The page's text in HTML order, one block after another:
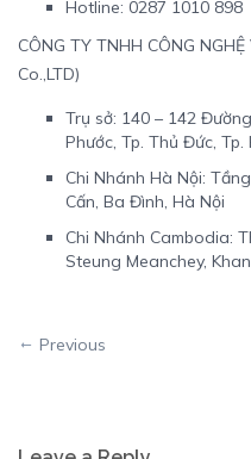
Hotline: 0287 1010 898
CÔNG TY TNHH CÔNG
Co.,LTD)
Trụ sở: 140 – 142
Phước, Tp. Thủ Đức, Tp.
Chi Nhánh Hà Nội:
Cấn, Ba Đình, Hà Nội
Chi Nhánh Cambodia:
Steung Meanchey,
Previous